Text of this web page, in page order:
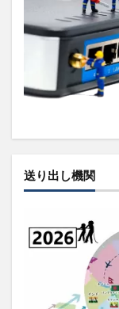
送り出し機関